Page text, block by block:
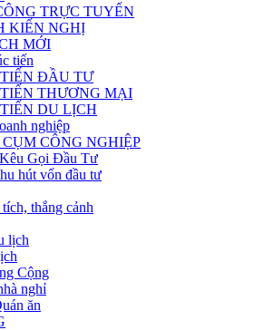
TRỰC TUYẾN
KIẾN NGHỊ
MỚI
tiến
ĐẦU TƯ
THƯƠNG MẠI
DU LỊCH
nghiệp
CÔNG NGHIỆP
Gọi Đầu Tư
hút vốn đầu tư
thắng cảnh
lịch
Cộng
nghỉ
ăn